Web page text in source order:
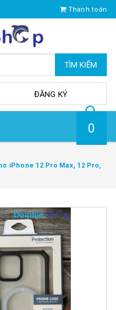
Thanh toán
TÌM KIẾM
ĐĂNG KÝ
0
iPhone 12 Pro Max, 12 Pro,